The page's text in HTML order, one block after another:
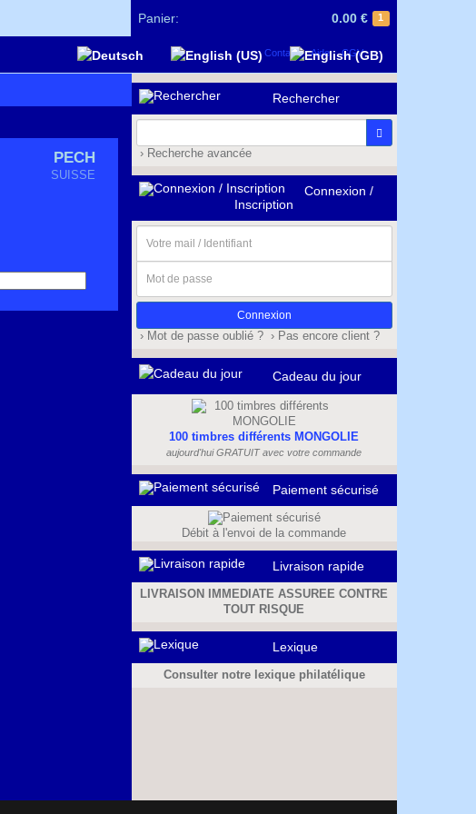
Panier: 1
0.00 €
Contact Aide CGV
PECH
SUISSE
Rechercher
› Recherche avancée
Connexion /
Inscription
mail
/
Identifiant
de
passe
› Mot de passe oublié ? › Pas encore client ?
Cadeau du jour
100 timbres différents MONGOLIE
aujourd'hui GRATUIT avec votre commande
Paiement sécurisé
Débit à l'envoi de la commande
Livraison rapide
LIVRAISON IMMEDIATE ASSUREE CONTRE
TOUT RISQUE
Lexique
Consulter notre lexique philatélique